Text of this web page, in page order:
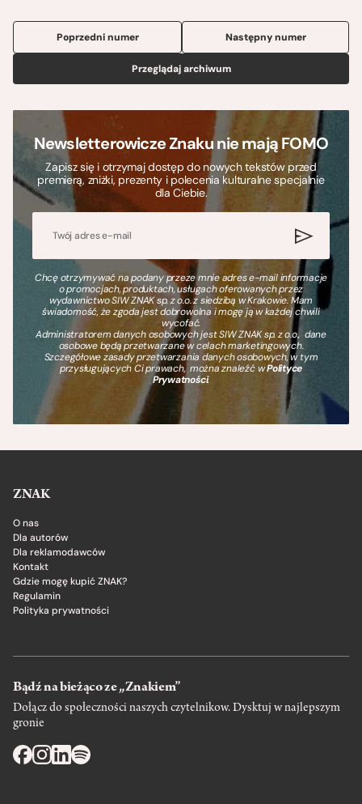
Poprzedni numer
Przeglądaj archiwum
Następny numer
Newsletterowicze Znaku nie mają FOMO
Zapisz się i otrzymaj dostęp do nowych tekstów przed
premierą, zniżki, prezenty i polecenia kulturalne specjalnie
dla Ciebie.
Chcę otrzymywać na podany przeze mnie adres e-mail informacje
o promocjach, produktach, usługach oferowanych przez
wydawnictwo SIW ZNAK sp. z o.o. z siedzibą w Krakowie. Mam
świadomość, że zgoda jest dobrowolna i mogę ją w każdej chwili
wycofać.
Administratorem danych osobowych jest SIW ZNAK sp. z o.o., dane
osobowe będą przetwarzane w celach marketingowych.
Szczegółowe zasady przetwarzania danych osobowych, w tym
przysługujących Ci prawach, można znaleźć wPolityce
Prywatności.
ZNAK
O nas
Dla autorów
Dla reklamodawców
Kontakt
Gdzie mogę kupić ZNAK?
Regulamin
Polityka prywatności
Bądź na bieżąco ze „Znakiem”
Dołącz do społeczności naszych czytelnikow. Dysktuj w najlepszym
gronie